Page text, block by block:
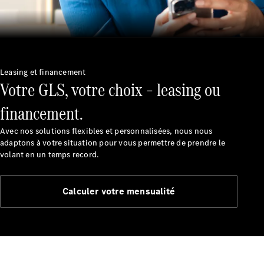
Leasing et financement
Votre GLS, votre choix – leasing ou
financement.
Avec nos solutions flexibles et personnalisées, nous nous
adaptons à votre situation pour vous permettre de prendre le
volant en un temps record.
Calculer votre mensualité